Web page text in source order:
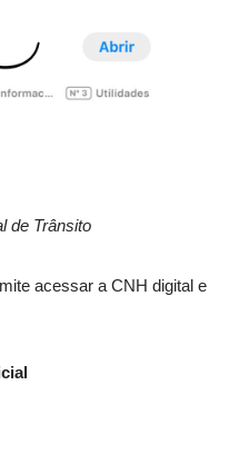
de Trânsito
acessar a CNH digital e